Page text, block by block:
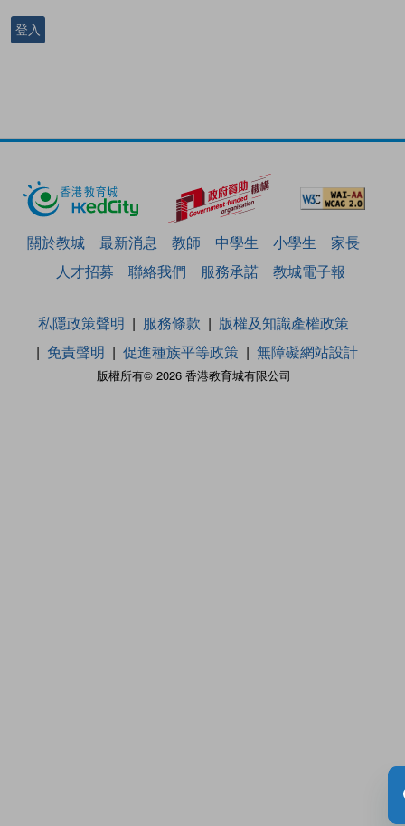
登入
關於教城 最新消息 教師 中學生 小學生
家長
人才招募
聯絡我們 服務承諾 教城電子報
版權所有© 2026 香港教育城有限公司
私隱政策聲明 服務條款
版權及知識產權政策
免責聲明
促進種族平等政策 無障礙網站設計